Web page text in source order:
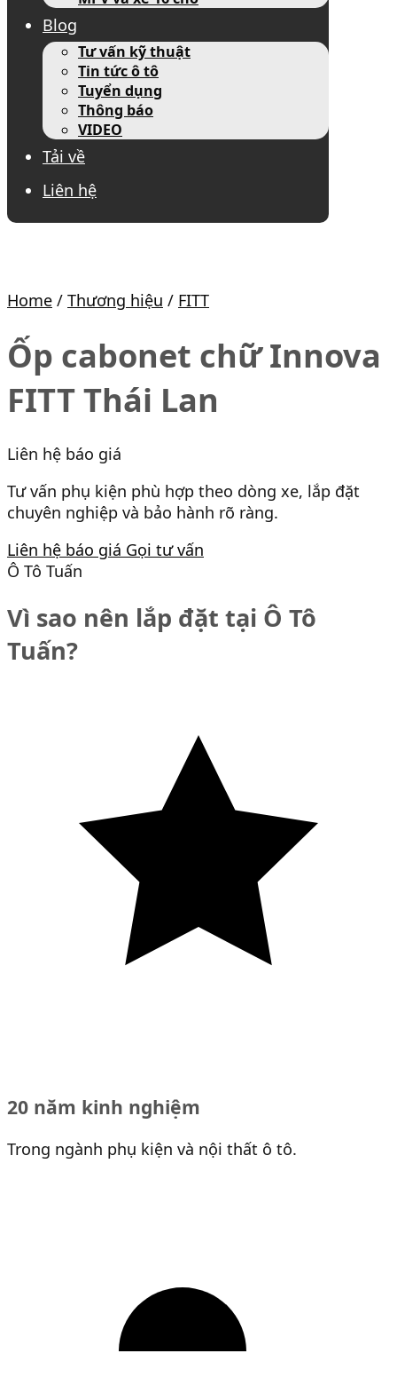
Blog
Tư vấn kỹ thuật
Tin tức ô tô
Tuyển dụng
Thông báo
VIDEO
Tải về
Liên hệ
Home / Thương hiệu / FITT
Ốp cabonet chữ Innova
FITT Thái Lan
Liên hệ báo giá
Tư vấn phụ kiện phù hợp theo dòng xe, lắp đặt
chuyên nghiệp và bảo hành rõ ràng.
Liên hệ báo giá Gọi tư vấn
Ô Tô Tuấn
Vì sao nên lắp đặt tại Ô Tô
Tuấn?
20 năm kinh nghiệm
Trong ngành phụ kiện và nội thất ô tô.